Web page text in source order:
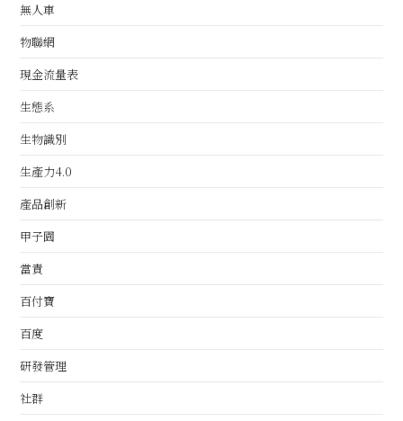
無人車
物聯網
現金流量表
生態系
生物識別
生產力4.0
產品創新
甲子園
當責
百付寶
百度
研發管理
社群